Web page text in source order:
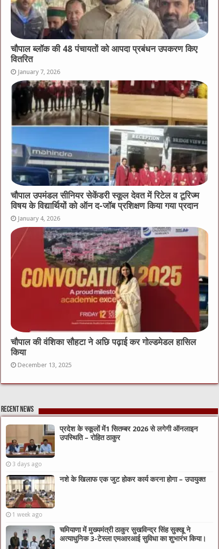
चौपाल ब्लॉक की 48 पंचायतों को आपदा प्रबंधन उपकरण किए
वितरित
January 7, 2026
चौपाल उपमंडल सीनियर सेकेंडरी स्कूल देवत में रिटेल व टूरिज्म
विषय के विद्यार्थियों को ऑन द-जॉब प्रशिक्षण किया गया प्रदान
January 4, 2026
चौपाल की वंशिका सौहटा ने अछि पढ़ाई कर गोल्डमेडल हासिल
किया
December 13, 2025
Recent News
प्रदेश के स्कूलों में1 सितम्बर 2026 से लगेगी ऑनलाइन
उपस्थिति – रोहित ठाकुर
3 days ago
नशे के खिलाफ एक जुट होकर कार्य करना होगा – उपायुक्त
1 week ago
चमियाणा में मुख्यमंत्री ठाकुर सुखविन्द्र सिंह सुक्खू ने
अत्याधुनिक 3-टेस्ला एमआरआई सुविधा का शुभारंभ किया।